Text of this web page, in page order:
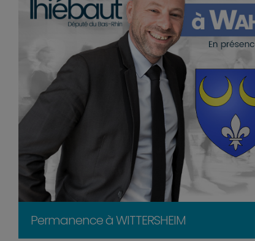
Permanence à WITTERSHEIM